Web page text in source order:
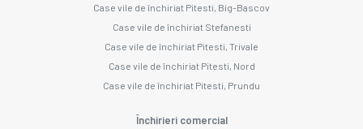
Case vile de închiriat Pitesti, Big-Bascov
Case vile de închiriat Stefanesti
Case vile de închiriat Pitesti, Trivale
Case vile de închiriat Pitesti, Nord
Case vile de închiriat Pitesti, Prundu
Închirieri comercial